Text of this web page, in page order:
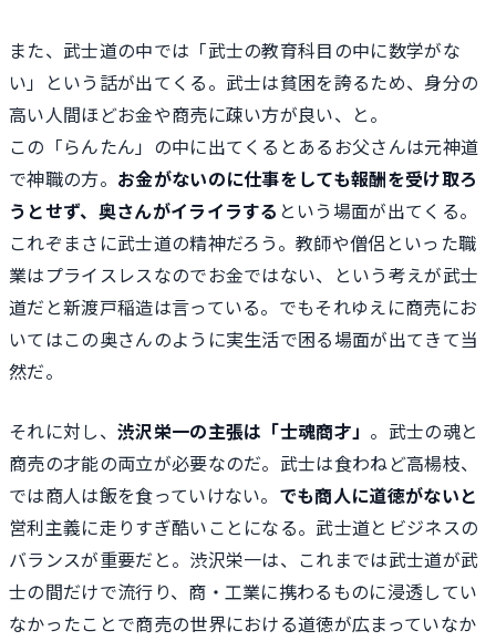
また、武士道の中では「武士の教育科目の中に数学がな
い」という話が出てくる。武士は貧困を誇るため、身分の
高い人間ほどお金や商売に疎い方が良い、と。
この「らんたん」の中に出てくるとあるお父さんは元神道
で神職の方。 お金がないのに仕事をしても報酬を受け取ろ
うとせず、奥さんがイライラする という場面が出てくる。
これぞまさに武士道の精神だろう。教師や僧侶といった職
業はプライスレスなのでお金ではない、という考えが武士
道だと新渡戸稲造は言っている。でもそれゆえに商売にお
いてはこの奥さんのように実生活で困る場面が出てきて当
然だ。
それに対し、 渋沢栄一の主張は「士魂商才」 。武士の魂と
商売の才能の両立が必要なのだ。武士は食わねど高楊枝、
では商人は飯を食っていけない。 でも商人に道徳がないと
営利主義に走りすぎ酷いことになる。武士道とビジネスの
バランスが重要だと。渋沢栄一は、これまでは武士道が武
士の間だけで流行り、商・工業に携わるものに浸透してい
なかったことで商売の世界における道徳が広まっていなか